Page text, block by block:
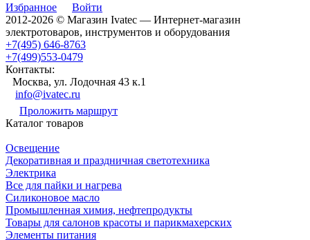
Избранное
Войти
2012-2026 © Магазин Ivatec — Интернет-магазин
электротоваров, инструментов и оборудования
+7(495) 646-8763
+7(499)553-0479
Контакты:
Москва, ул. Лодочная 43 к.1
info@ivatec.ru
Проложить маршрут
Каталог товаров
Освещение
Декоративная и праздничная светотехника
Электрика
Все для пайки и нагрева
Силиконовое масло
Промышленная химия, нефтепродукты
Товары для салонов красоты и парикмахерских
Элементы питания